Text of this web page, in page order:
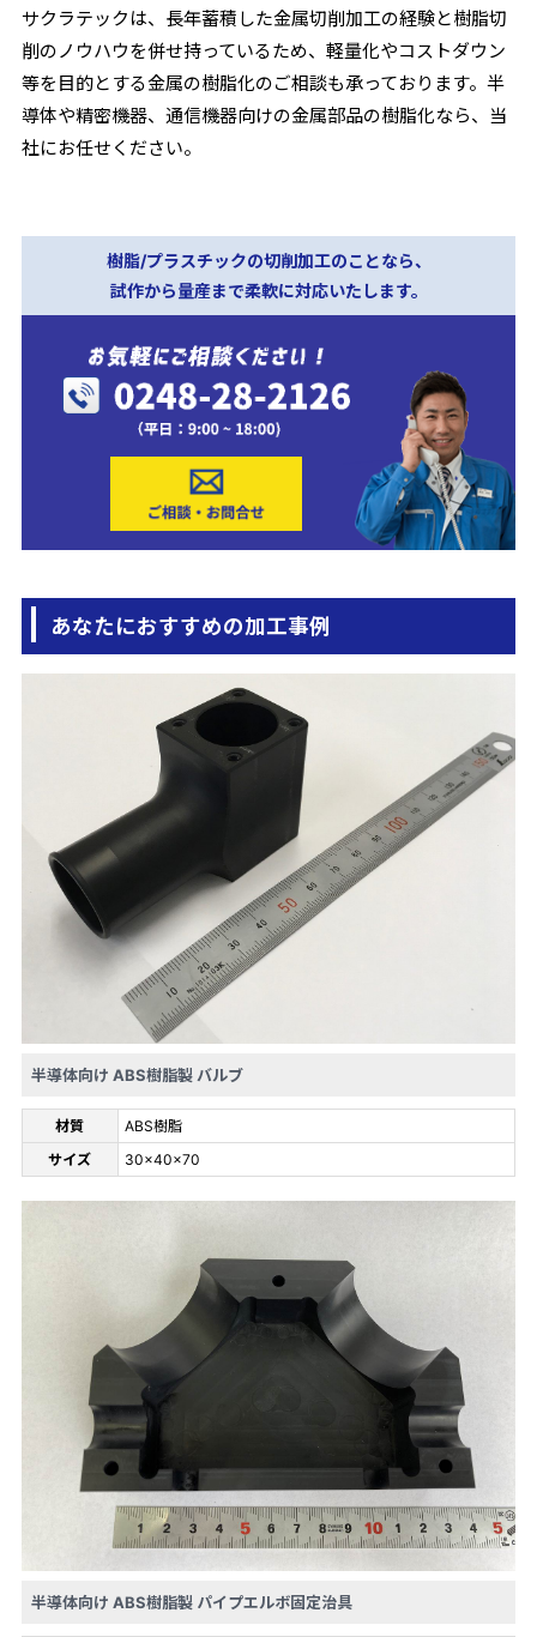
サクラテックは、長年蓄積した金属切削加工の経験と樹脂切
削のノウハウを併せ持っているため、軽量化やコストダウン
等を目的とする金属の樹脂化のご相談も承っております。半
導体や精密機器、通信機器向けの金属部品の樹脂化なら、当
社にお任せください。
樹脂/プラスチックの切削加工のことなら、
試作から量産まで柔軟に対応いたします。
あなたにおすすめの加工事例
半導体向け ABS樹脂製 バルブ
材質
ABS樹脂
サイズ
30×40×70
半導体向け ABS樹脂製 パイプエルボ固定治具